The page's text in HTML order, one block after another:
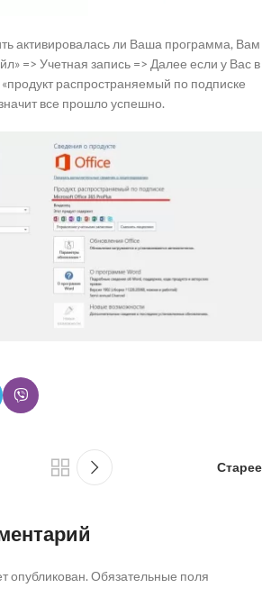
активировалась ли Ваша программа, Вам
=> Учетная запись => Далее если у Вас в
распространяемый по подписке
все прошло успешно.
Старее
опубликован.Обязательные поля